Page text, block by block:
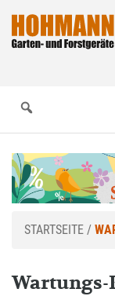
STARTSEITE /
Wartungs-